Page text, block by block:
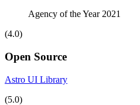
Agency of the Year 2021
(4.0)
Open Source
Astro UI Library
(5.0)